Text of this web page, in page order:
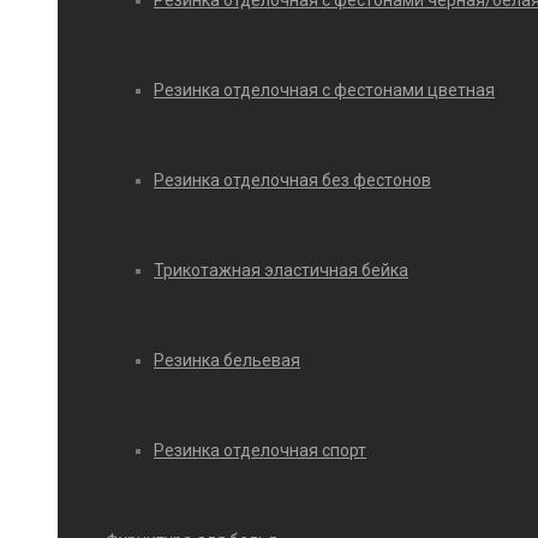
Резинка отделочная с фестонами цветная
Резинка отделочная без фестонов
Трикотажная эластичная бейка
Резинка бельевая
Резинка отделочная спорт